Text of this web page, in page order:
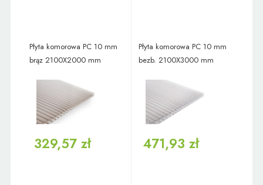
Płyta komorowa PC 10 mm
brąz 2100X2000 mm
329,57 zł
Płyta komorowa PC 10 mm
bezb. 2100X3000 mm
471,93 zł